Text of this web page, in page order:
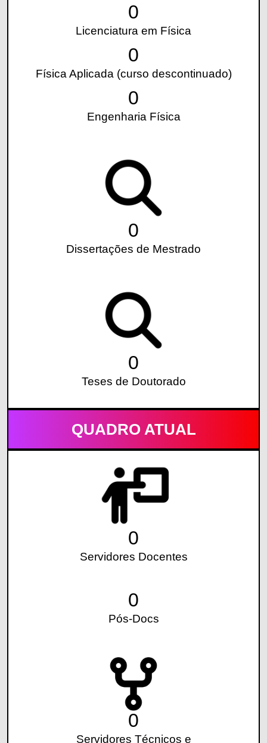
0
Licenciatura em Física
0
Física Aplicada (curso descontinuado)
0
Engenharia Física
0
Dissertações de Mestrado
0
Teses de Doutorado
QUADRO ATUAL
0
Servidores Docentes
0
Pós-Docs
0
Servidores Técnicos e